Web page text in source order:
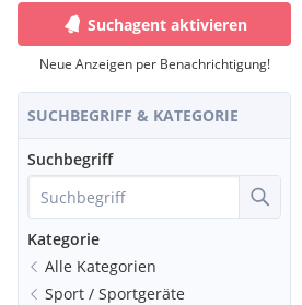
Suchagent aktivieren
Neue Anzeigen per Benachrichtigung!
SUCHBEGRIFF & KATEGORIE
Suchbegriff
Kategorie
Alle Kategorien
Sport / Sportgeräte